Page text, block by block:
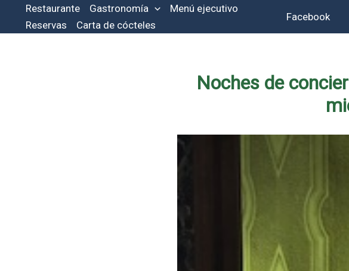
Restaurante Gastronomía
Menú ejecutivo
Reservas
Carta de cócteles
Facebook
Noches de